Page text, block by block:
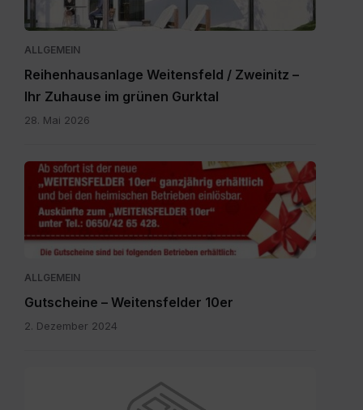
ALLGEMEIN
Reihenhausanlage Weitensfeld / Zweinitz –
Ihr Zuhause im grünen Gurktal
28. Mai 2026
Gutscheine.pdf
ALLGEMEIN
Gutscheine – Weitensfelder 10er
2. Dezember 2024